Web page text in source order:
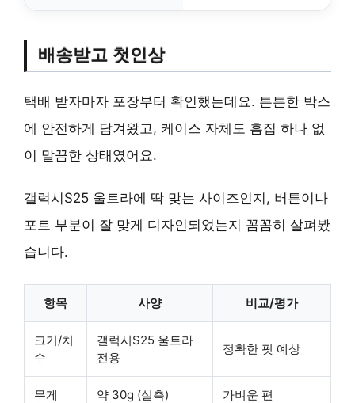
배송받고 첫인상
택배 받자마자 포장부터 확인했는데요. 튼튼한 박스
에 안전하게 담겨왔고, 케이스 자체도 흠집 하나 없
이 말끔한 상태였어요.
갤럭시S25 울트라에 딱 맞는 사이즈인지, 버튼이나
포트 부분이 잘 맞게 디자인되었는지 꼼꼼히 살펴봤
습니다.
항목 사양 비교/평가
크기/치
수
갤럭시S25 울트라
전용
정확한 핏 예상
무게 약 30g (실측) 가벼운 편